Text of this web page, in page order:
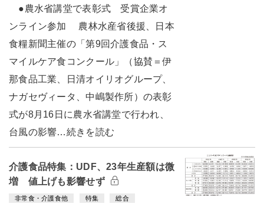
●農水省講堂で表彰式 受賞企業オ
ンライン参加 農林水産省後援、日本
食糧新聞主催の「第9回介護食品・ス
マイルケア食コンクール」（協賛＝伊
那食品工業、日清オイリオグループ、
ナガセヴィータ、中嶋製作所）の表彰
式が8月16日に農水省講堂で行われ、
台風の影響…続きを読む
介護食品特集：UDF、23年生産額は微
増 値上げも影響せず
非常食・介護食他 特集 総合